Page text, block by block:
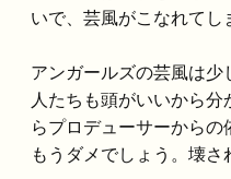
いで、芸風がこなれてし
アンガールズの芸風は
人たちも頭がいいから
らプロデューサーから
もうダメでしょう。壊さ